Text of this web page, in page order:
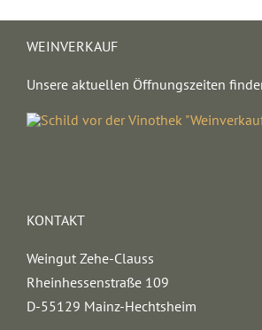
WEINVERKAUF
Unsere aktuellen Öffnungszeiten
KONTAKT
Weingut Zehe-Clauss
Rheinhessenstraße 109
D-55129 Mainz-Hechtsheim